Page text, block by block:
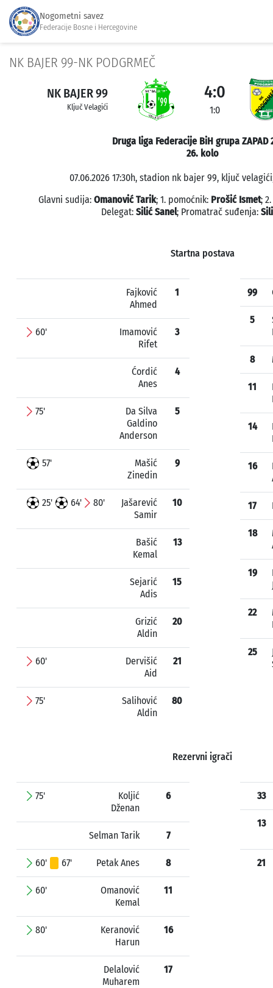
Nogometni savez
Federacije Bosne i Hercegovine
NK BAJER 99-NK PODGRMEČ
NK BAJER 99
Ključ Velagići
4:0
1:0
Druga liga Federacije BiH grupa ZAPAD
26. kolo
07.06.2026 17:30h, stadion nk bajer 99, ključ
Glavni sudija: Omanović Tarik; 1. pomoćnik: Prošić Ismet;
Delegat: Silić Sanel; Promatrač suđenja:
Startna postava
Fajković
Ahmed
1
60'
Imamović
Rifet
3
Ćordić
Anes
4
75'
Da Silva
Galdino
Anderson
5
57'
Mašić
Zinedin
9
25' 64' 80'
Jašarević
Samir
10
Bašić
Kemal
13
Sejarić
Adis
15
Grizić
Aldin
20
60'
Dervišić
Aid
21
75'
Salihović
Aldin
80
99
5
8
11
14
16
17
18
19
22
25
Rezervni igrači
75'
Koljić
Dženan
6
Selman Tarik 7
60' 67' Petak Anes 8
60'
Omanović
Kemal
11
80'
Keranović
Harun
16
Delalović
Muharem
17
33
13
21